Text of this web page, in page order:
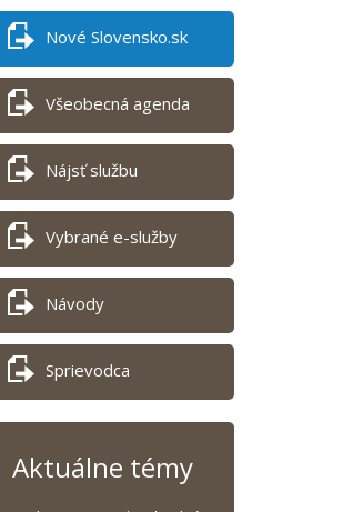
Nové Slovensko.sk
Všeobecná agenda
Nájsť službu
Vybrané e-služby
Návody
Sprievodca
Aktuálne témy